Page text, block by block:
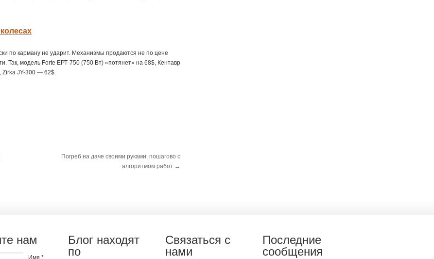
по карману не ударит. Механизмы продаются не по цене
Так, модель Forte ЕРТ-750 (750 Вт) «потянет» на 68$, Кентавр
Zirka JY-300 — 62$.
Погреб на даче своими руками, пошагово с
алгоритмом работ →
нам
Имя *
Блог находят
по
Связаться с
нами
Последние
сообщения